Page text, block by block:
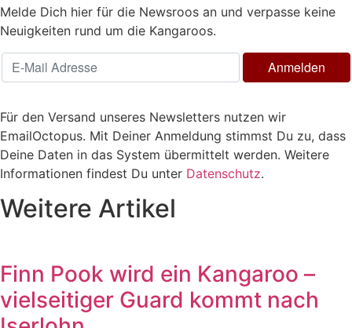
Melde Dich hier für die Newsroos an und verpasse keine
Neuigkeiten rund um die Kangaroos.
Für den Versand unseres Newsletters nutzen wir
EmailOctopus. Mit Deiner Anmeldung stimmst Du zu, dass
Deine Daten in das System übermittelt werden. Weitere
Informationen findest Du unter Datenschutz.
Weitere Artikel
Finn Pook wird ein Kangaroo –
vielseitiger Guard kommt nach